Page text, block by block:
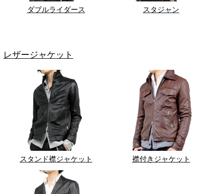
ダブルライダース スタジャン
レザージャケット
スタンド襟ジャケット 襟付きジャケット